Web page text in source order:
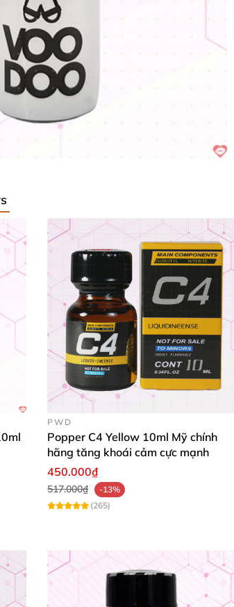
PWD
Popper C4 Yellow 10ml Mỹ chính
hãng tăng khoái cảm cực mạnh
450.000₫
517.000₫
-13%
(265)